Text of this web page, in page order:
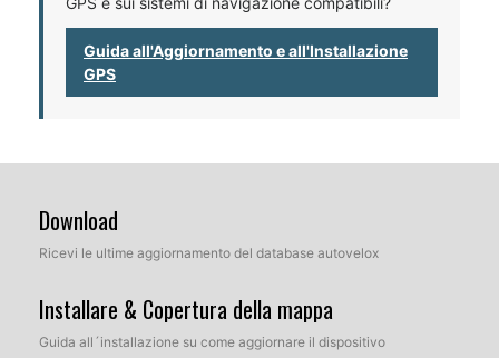
Guida all'Aggiornamento e all'Installazione
GPS
Download
Ricevi le ultime aggiornamento del database autovelox
Installare & Copertura della mappa
Guida all´installazione su come aggiornare il dispositivo